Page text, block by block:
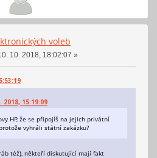
voleb
10. 2018, 18:02:07 »
15:19:09
HP, že se připojíš na jejich privátní
vyhráli státní zakázku?
též), někteří diskutující mají fakt